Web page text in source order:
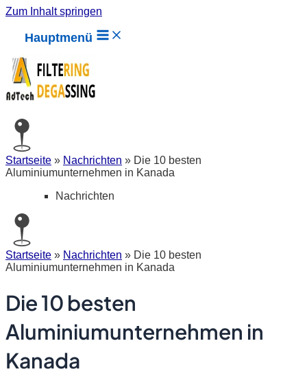
Zum Inhalt springen
Hauptmenü
Startseite » Nachrichten » Die 10 besten
Aluminiumunternehmen in Kanada
Nachrichten
Startseite » Nachrichten » Die 10 besten
Aluminiumunternehmen in Kanada
Die 10 besten
Aluminiumunternehmen in
Kanada